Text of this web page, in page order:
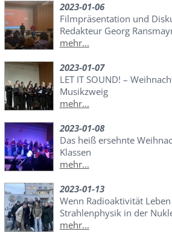
2023-01-06
Filmpräsentation und
Redakteur Georg
mehr...
2023-01-07
LET IT SOUND! –
Musikzweig
mehr...
2023-01-08
Das heiß ersehnte
Klassen
mehr...
2023-01-13
Wenn Radioaktivität
Strahlenphysik in der
mehr...